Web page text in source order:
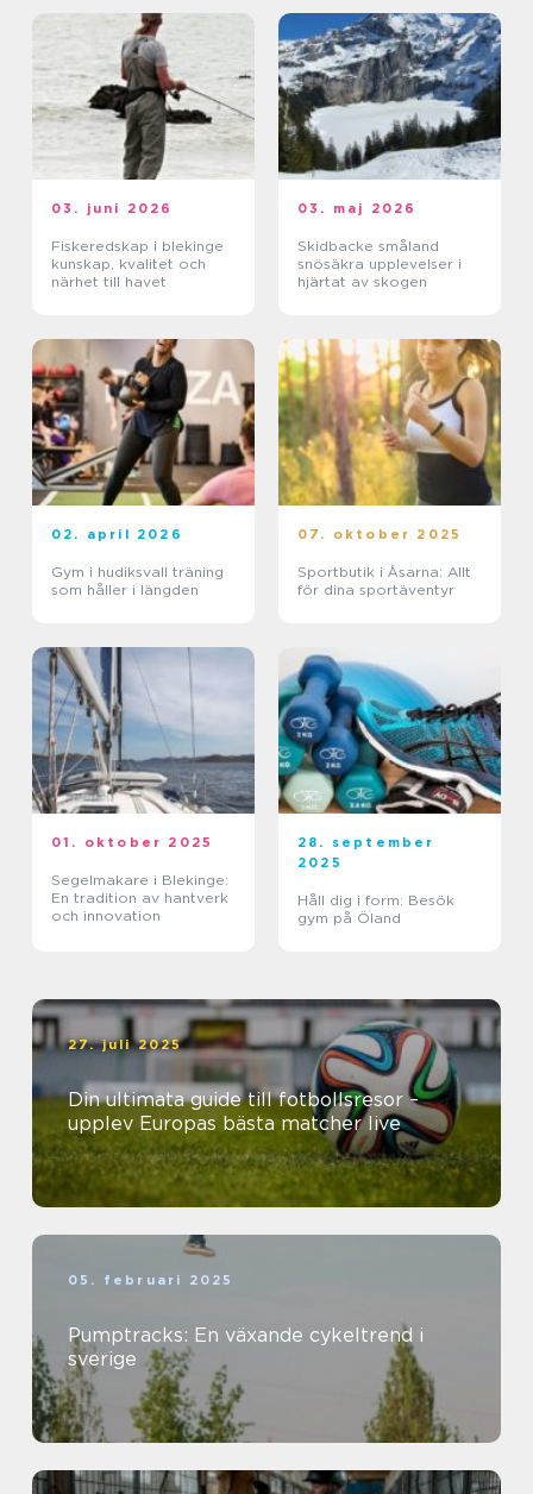
03. juni 2026
Fiskeredskap i blekinge
kunskap, kvalitet och
närhet till havet
03. maj 2026
Skidbacke småland
snösäkra upplevelser i
hjärtat av skogen
02. april 2026
Gym i hudiksvall träning
som håller i längden
07. oktober 2025
Sportbutik i Åsarna: Allt
för dina sportäventyr
01. oktober 2025
Segelmakare i Blekinge:
En tradition av hantverk
och innovation
28. september
2025
Håll dig i form: Besök
gym på Öland
27. juli 2025
Din ultimata guide till fotbollsresor –
upplev Europas bästa matcher live
05. februari 2025
Pumptracks: En växande cykeltrend i
sverige